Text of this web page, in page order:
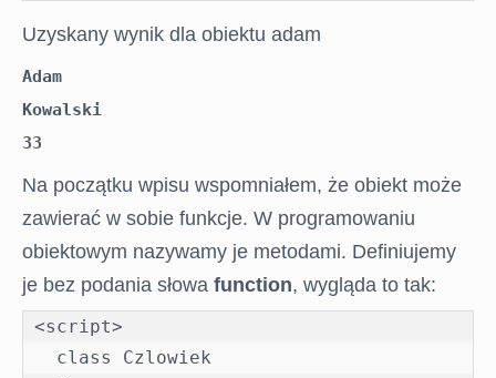
Uzyskany wynik dla obiektu adam
Adam
Kowalski
33
Na początku wpisu wspomniałem, że obiekt może
zawierać w sobie funkcje. W programowaniu
obiektowym nazywamy je metodami. Definiujemy
je bez podania słowa function, wygląda to tak:
<script>